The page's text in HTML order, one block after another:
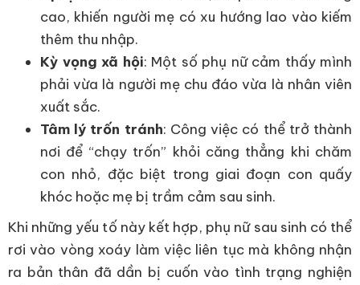
cao, khiến người mẹ có xu hướng lao vào kiếm
thêm thu nhập.
Kỳ vọng xã hội: Một số phụ nữ cảm thấy mình
phải vừa là người mẹ chu đáo vừa là nhân viên
xuất sắc.
Tâm lý trốn tránh: Công việc có thể trở thành
nơi để “chạy trốn” khỏi căng thẳng khi chăm
con nhỏ, đặc biệt trong giai đoạn con quấy
khóc hoặc mẹ bị trầm cảm sau sinh.
Khi những yếu tố này kết hợp, phụ nữ sau sinh có thể
rơi vào vòng xoáy làm việc liên tục mà không nhận
ra bản thân đã dần bị cuốn vào tình trạng nghiện